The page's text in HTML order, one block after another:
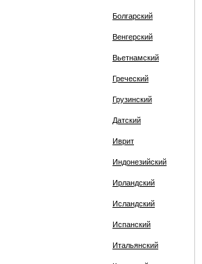
Болгарский
Венгерский
Вьетнамский
Греческий
Грузинский
Датский
Иврит
Индонезийский
Ирландский
Исландский
Испанский
Итальянский